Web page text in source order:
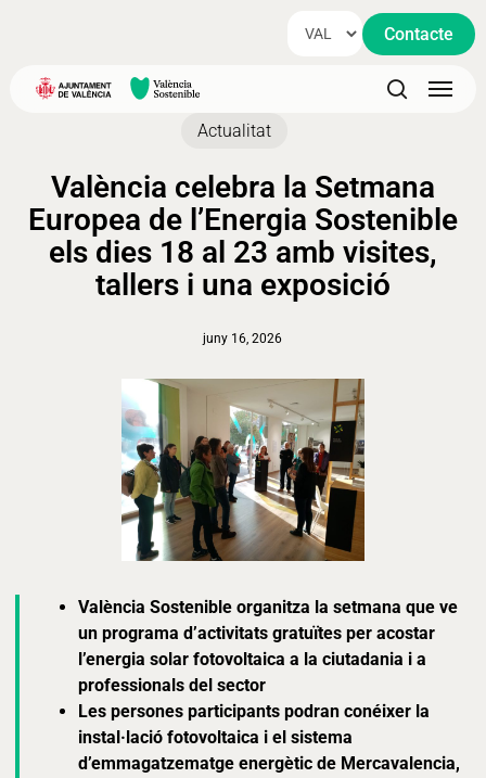
content
Contacte
search
Menu
Actualitat
València celebra la Setmana
Europea de l’Energia Sostenible
els dies 18 al 23 amb visites,
tallers i una exposició
juny 16, 2026
València Sostenible organitza la setmana que ve
un programa d’activitats gratuïtes per acostar
l’energia solar fotovoltaica a la ciutadania i a
professionals del sector
Les persones participants podran conéixer la
instal·lació fotovoltaica i el sistema
d’emmagatzematge energètic de Mercavalencia,